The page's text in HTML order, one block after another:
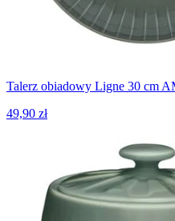
Talerz obiadowy Ligne 30 cm
49,90 zł